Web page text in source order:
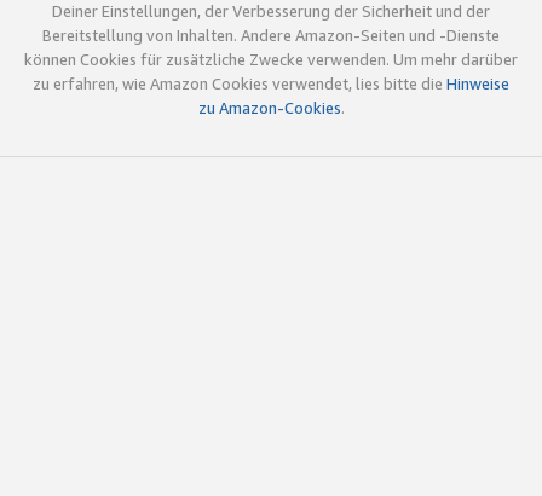
Deiner Einstellungen, der Verbesserung der Sicherheit und der
Bereitstellung von Inhalten. Andere Amazon-Seiten und -Dienste
können Cookies für zusätzliche Zwecke verwenden. Um mehr darüber
zu erfahren, wie Amazon Cookies verwendet, lies bitte die Hinweise
zu Amazon-Cookies.